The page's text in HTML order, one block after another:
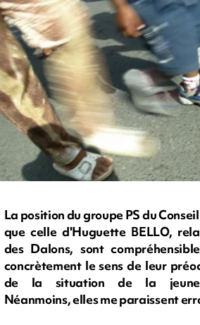
La position du groupe PS du
que celle d'Huguette BELLO,
des Dalons, sont
concrètement le sens de leur
de la situation de la
Néanmoins, elles me paraissent